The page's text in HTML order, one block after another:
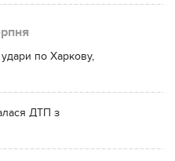
по Харкову,
ДТП з